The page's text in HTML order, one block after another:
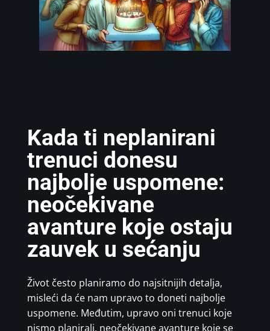
Kada ti neplanirani
trenuci donesu
najbolje uspomene:
neočekivane
avanture koje ostaju
zauvek u sećanju
Život često planiramo do najsitnijih detalja,
misleći da će nam upravo to doneti najbolje
uspomene. Međutim, upravo oni trenuci koje
nismo planirali, neočekivane avanture koje se